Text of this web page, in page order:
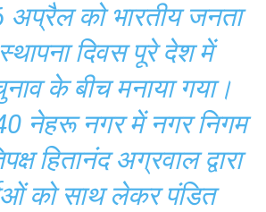
अप्रैल को भारतीय जनता
स्थापना दिवस पूरे देश में
के बीच मनाया गया।
नेहरू नगर में नगर निगम
हितानंद अग्रवाल द्वारा
को साथ लेकर पंडित